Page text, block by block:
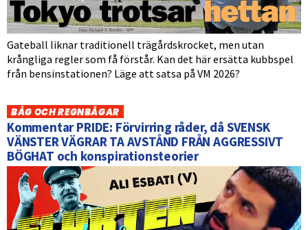
Gateball liknar traditionell trägårdskrocket, men utan
krångliga regler som få förstår. Kan det här ersätta kubbspel
från bensinstationen? Läge att satsa på VM 2026?
BÅG OCH REGNBÅGAR
Kommentar PRIDE: Förvirring råder, då SVENSK
VÄNSTER VÄGRAR TA AVSTÅND FRÅN AGGRESSIVT
BÖGHAT och konspirationsteorier